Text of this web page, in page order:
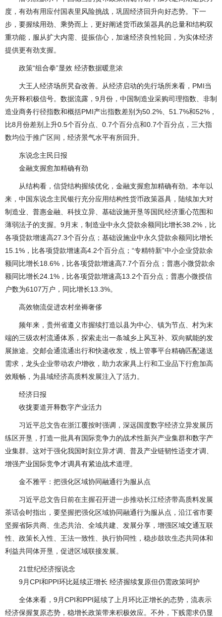
度，有劲有用应付国表里风险挑战，巩固经济回升向好态势。下一
步，要握续用劲、乘势而上，更好阐述货币政策器具的总量和结构双
重功能，服从扩大内需、提振信心，加速经济良性轮回，为实体经济
提供更有劲支握。
政策“组合拳”显效 经济数据暖意浓
大王人经济场所旯旮改善。从经济启动的先行场所来看，PMI当
先开释积极信号。数据流露，9月份，中国制造业采购司理指数、非制
造业商务行径指数和概括PMI产出指数差别为50.2%、51.7%和52%，
比8月份差别上升0.5个百分点、0.7个百分点和0.7个百分点，三大指
数均位于推广区间，经济景气水平有所回升。
东说念主民日报
金融支握愈加精确有劲
从结构看，信贷结构握续优化，金融支握愈加精确有劲。本年以
来，中国东说念主民银行充分应用结构性货币政策器具，陆续加大对
制造业、普惠金融、科技立异、基础设施开垦等国民经济重心范围和
薄弱法子的支握。9月末，制造业中永久贷款余额同比增长38.2%，比
各项贷款增速高27.3个百分点；基础设施业中永久贷款余额同比增长
15.1%，比各项贷款增速高4.2个百分点；“专精特新”中小企业贷款余
额同比增长18.6%，比各项贷款增速高7.7个百分点；普惠小微贷款余
额同比增长24.1%，比各项贷款增速高13.2个百分点；普惠小微授信
户数为6107万户，同比增长13.3%。
高效物流促进农村坐褥奢侈
频年来，贵州省遵义市握续打造以县为中心、镇为节点、村为末
端的三级农村流通体系，探索走出一条城乡上风互补、双向赋能的发
展旅途。交邮会通流通出行和快递收发，线上管事平台精确匹配递送
需求，龙头企业带动农户增收，助力农家具上行和工业品下行愈加高
效顺畅，为县域经济高质料发展注入了活力。
经济日报
收拢要道开释数字产业活力
习近平总文告在浙江覆按时强调，深远国度数字经济立异发展历
练区开垦，打造一批具有国际竞争力的战术性新兴产业集群和数字产
业集群。这对于强化我国时刻立异才调、普及产业链韧性适变才调、
增强产业国际竞争才调具有紧迫战术道理。
金不雅平：把强化区域协同融通行为服从点
习近平总文告日前在主握召开进一步推动长江经济带高质料发展
茶话会时指出，要坚握把强化区域协同融通行为服从点，沿江省市要
坚握省际共商、生态共治、全域共建、发展分享，增强区域交通互联
性、政策长入性、王法一致性、执行协同性，稳步鼓吹生态共同体和
利益共同体开垦，促进区域联接发展。
21世纪经济报说念
9月CPI和PPI环比延续正增长 经济握续复原但仍需政策呵护
全体来看，9月CPI和PPI延续了上月环比正增长的态势，流表示
经济保握复原态势，稳增长政策带来积极效应。不外，下贱需求仍显